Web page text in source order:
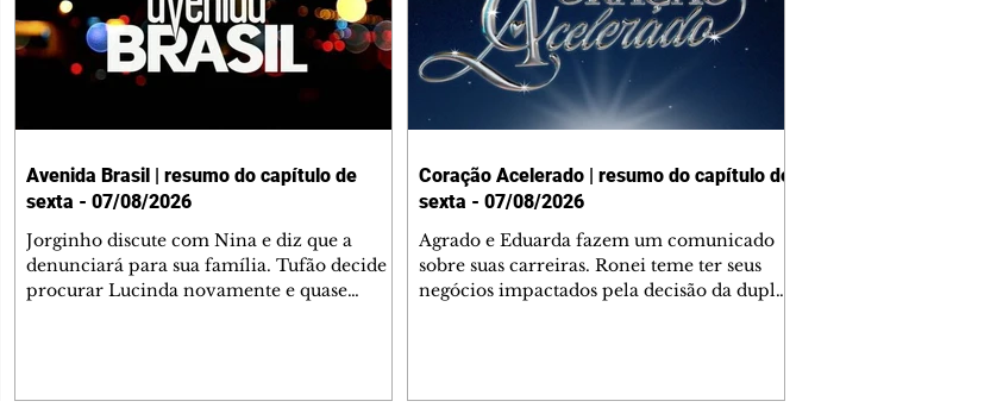
Avenida Brasil | resumo do capítulo de
sexta - 07/08/2026
Jorginho discute com Nina e diz que a
denunciará para sua família. Tufão decide
procurar Lucinda novamente e quase
Coração Acelerado | resumo do capítulo de
sexta - 07/08/2026
Agrado e Eduarda fazem um comunicado
sobre suas carreiras. Ronei teme ter seus
negócios impactados pela decisão da dupla.